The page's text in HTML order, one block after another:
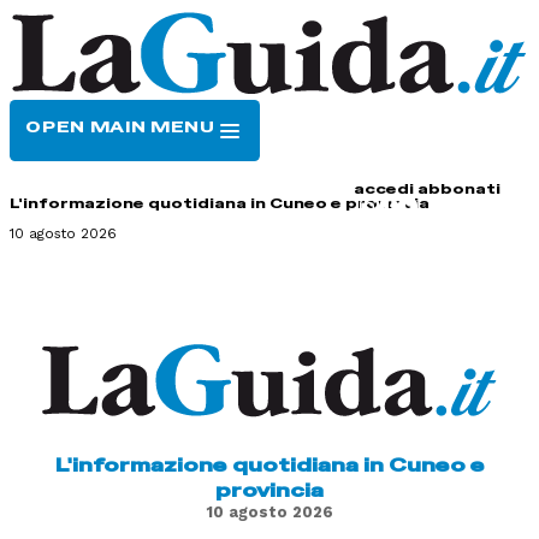
OPEN MAIN MENU
accedi abbonati
L'informazione quotidiana in Cuneo e provincia
10 agosto 2026
L'informazione quotidiana in Cuneo e
provincia
10 agosto 2026